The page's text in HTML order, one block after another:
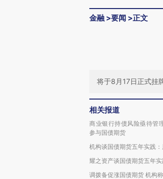
金融 >要闻 >正文
将于8月17日正式挂
相关报道
商业银行持债风险亟待管
参与国债期货
机构谈国债期货五年实践
耀之资产谈国债期货五年
调拨备促涨国债期货 机构